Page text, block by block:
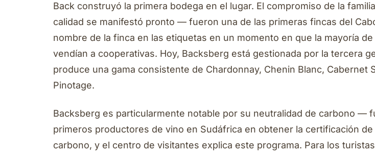
Back construyó la primera bodega en el lugar. El compromiso de la
calidad se manifestó pronto — fueron una de las primeras fincas del
nombre de la finca en las etiquetas en un momento en que la mayoría
vendían a cooperativas. Hoy, Backsberg está gestionada por la tercera
produce una gama consistente de Chardonnay, Chenin Blanc, Cabernet
Pinotage.
Backsberg es particularmente notable por su neutralidad de carbono —
primeros productores de vino en Sudáfrica en obtener la certificación
carbono, y el centro de visitantes explica este programa. Para los